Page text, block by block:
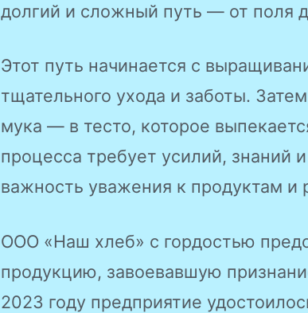
долгий и сложный путь — от поля
Этот путь начинается с
тщательного ухода и заботы.
мука — в тесто, которое
процесса требует усилий, знаний
важность уважения к продуктам и
ООО «Наш хлеб» с гордостью
продукцию, завоевавшую
2023 году предприятие